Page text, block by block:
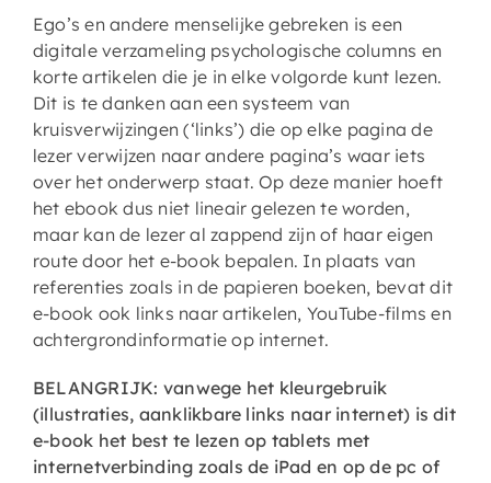
Ego’s en andere menselijke gebreken is een
digitale verzameling psychologische columns en
korte artikelen die je in elke volgorde kunt lezen.
Dit is te danken aan een systeem van
kruisverwijzingen (‘links’) die op elke pagina de
lezer verwijzen naar andere pagina’s waar iets
over het onderwerp staat. Op deze manier hoeft
het ebook dus niet lineair gelezen te worden,
maar kan de lezer al zappend zijn of haar eigen
route door het e-book bepalen. In plaats van
referenties zoals in de papieren boeken, bevat dit
e-book ook links naar artikelen, YouTube-films en
achtergrondinformatie op internet.
BELANGRIJK: vanwege het kleurgebruik
(illustraties, aanklikbare links naar internet) is dit
e-book het best te lezen op tablets met
internetverbinding zoals de iPad en op de pc of